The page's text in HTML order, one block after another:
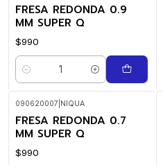
FRESA REDONDA 0.9
MM SUPER Q
$990
Cantidad
090620007 NIQUA
FRESA REDONDA 0.7
MM SUPER Q
$990